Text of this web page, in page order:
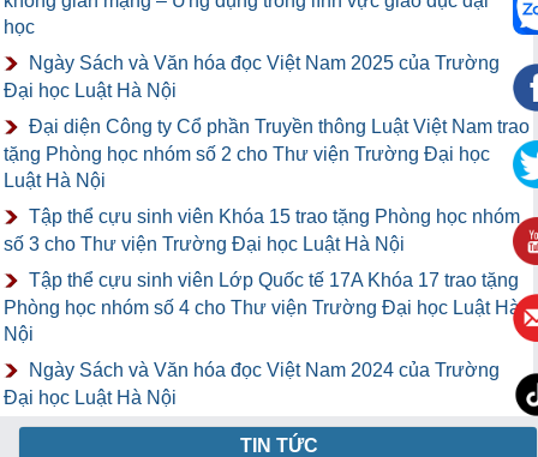
học
Ngày Sách và Văn hóa đọc Việt Nam 2025 của Trường
Đại học Luật Hà Nội
Đại diện Công ty Cổ phần Truyền thông Luật Việt Nam trao
tặng Phòng học nhóm số 2 cho Thư viện Trường Đại học
Luật Hà Nội
Tập thể cựu sinh viên Khóa 15 trao tặng Phòng học nhóm
số 3 cho Thư viện Trường Đại học Luật Hà Nội
Tập thể cựu sinh viên Lớp Quốc tế 17A Khóa 17 trao tặng
Phòng học nhóm số 4 cho Thư viện Trường Đại học Luật Hà
Nội
Ngày Sách và Văn hóa đọc Việt Nam 2024 của Trường
Đại học Luật Hà Nội
TIN TỨC